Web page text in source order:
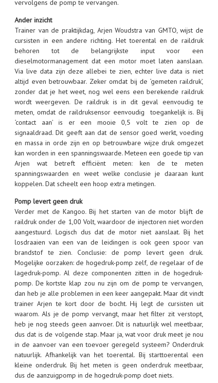
vervolgens de pomp te vervangen.
Ander inzicht
Trainer van de praktijkdag, Arjen Woudstra van GMTO, wijst de
cursisten in een andere richting. Het toerental en de raildruk
behoren tot de belangrijkste input voor een
dieselmotormanagement dat een motor moet laten aanslaan.
Via live data zijn deze allebei te zien, echter live data is niet
altijd even betrouwbaar. Zeker omdat bij de ‘gemeten raildruk’,
zonder dat je het weet, nog wel eens een berekende raildruk
wordt weergeven. De raildruk is in dit geval eenvoudig te
meten, omdat de raildruksensor eenvoudig toegankelijk is. Bij
‘contact aan’ is er een mooie 0,5 volt te zien op de
signaaldraad. Dit geeft aan dat de sensor goed werkt, voeding
en massa in orde zijn en op betrouwbare wijze druk omgezet
kan worden in een spanningswaarde. Meteen een goede tip van
Arjen wat betreft efficiënt meten: ken de te meten
spanningswaarden en weet welke conclusie je daaraan kunt
koppelen. Dat scheelt een hoop extra metingen.
Pomp levert geen druk
Verder met de Kangoo. Bij het starten van de motor blijft de
raildruk onder de 1,00 Volt, waardoor de injectoren niet worden
aangestuurd. Logisch dus dat de motor niet aanslaat. Bij het
losdraaien van een van de leidingen is ook geen spoor van
brandstof te zien. Conclusie: de pomp levert geen druk.
Mogelijke oorzaken: de hogedruk-pomp zelf, de regelaar of de
lagedruk-pomp. Al deze componenten zitten in de hogedruk-
pomp. De kortste klap zou nu zijn om de pomp te vervangen,
dan heb je alle problemen in een keer aangepakt. Maar dit vindt
trainer Arjen te kort door de bocht. Hij legt de cursisten uit
waarom. Als je de pomp vervangt, maar het filter zit verstopt,
heb je nog steeds geen aanvoer. Dit is natuurlijk wel meetbaar,
dus dat is de volgende stap. Maar ja, wat voor druk meet je nou
in de aanvoer van een toevoer geregeld systeem? Onderdruk
natuurlijk. Afhankelijk van het toerental. Bij starttoerental een
kleine onderdruk. Bij het meten is geen onderdruk meetbaar,
dus de aanzuigpomp in de hogedruk-pomp doet niets.